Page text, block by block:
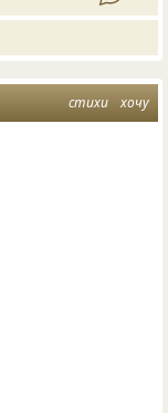
стихи хочу